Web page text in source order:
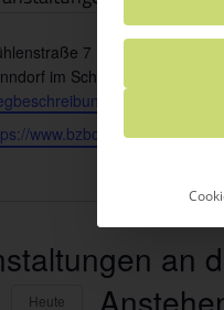
7
im Schwarzwald
www.bzbonndorf.com/
an
Heute